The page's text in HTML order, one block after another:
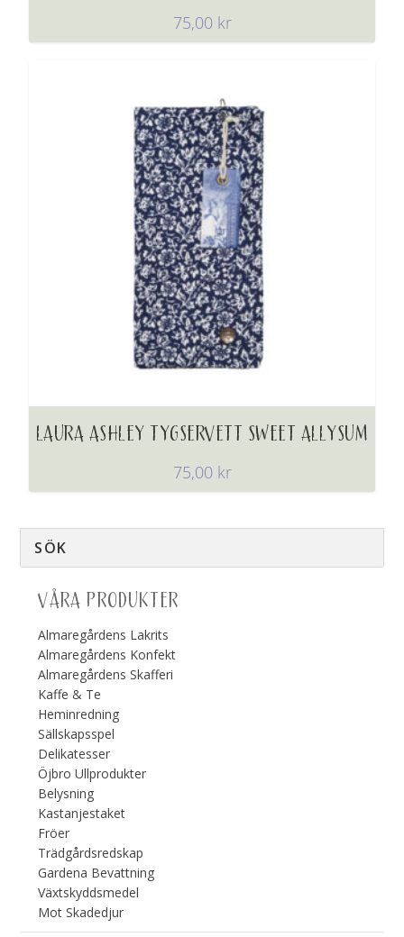
75,00 kr
LAURA ASHLEY TYGSERVETT SWEET ALLYSUM
75,00 kr
VÅRA PRODUKTER
Almaregårdens Lakrits
Almaregårdens Konfekt
Almaregårdens Skafferi
Kaffe & Te
Heminredning
Sällskapsspel
Delikatesser
Öjbro Ullprodukter
Belysning
Kastanjestaket
Fröer
Trädgårdsredskap
Gardena Bevattning
Växtskyddsmedel
Mot Skadedjur